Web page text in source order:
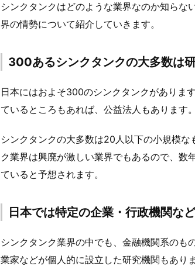
シンクタンクはどのような業界なのか知らな
界の情勢について紹介していきます。
300あるシンクタンクの大多数は
日本にはおよそ300のシンクタンクがありま
ているところもあれば、公益法人もあります。
シンクタンクの大多数は20人以下の小規模
ク業界は興廃が激しい業界でもあるので、数
ていると予想されます。
日本では特定の企業・行政機関な
シンクタンク業界の中でも、金融機関系のも
業家などが個人的に設立した研究機関もありま